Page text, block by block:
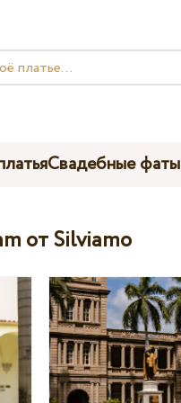
Свадебные фаты
от Silviamo